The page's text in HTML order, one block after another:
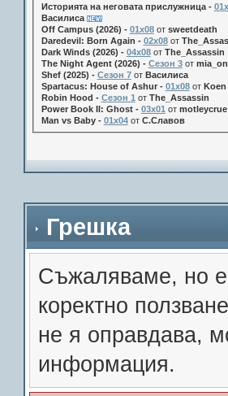
Историята на неговата прислужница -
Василиса
Off Campus (2026) - 01x08от sweetdeath
Daredevil: Born Again - 02x08от
Dark Winds (2026) - 04x08от The_Assassin
The Night Agent (2026) - Сезон 3от
Shef (2025) - Сезон 7от Василиса
Spartacus: House of Ashur - 01x08от Koen
Robin Hood - Сезон 1 от The_Assassin
Power Book II: Ghost - 03x01 от motleycrue
Man vs Baby - 01x04от С.Славов
Грешка
Съжалявамe, но е
коректно
не я оправдава,
информация.